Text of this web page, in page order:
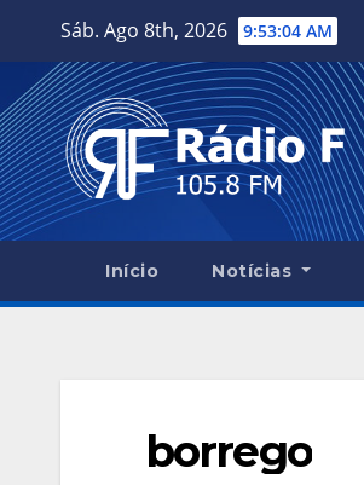
content
Sáb. Ago 8th, 2026 9:53:04 AM
Início Notícias
borrego